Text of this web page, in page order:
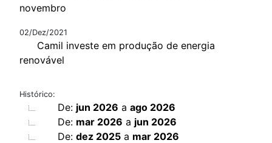
novembro
02/Dez/2021
Camil investe em produção de energia
renovável
Histórico:
De: jun 2026 aago 2026
De: mar 2026 a jun 2026
De:dez 2025 a mar 2026